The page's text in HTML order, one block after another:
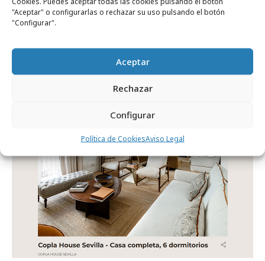
"Aceptar" o configurarlas o rechazar su uso pulsando el botón
"Configurar".
Aceptar
Rechazar
Configurar
Política de CookiesAviso Legal
Lexus hace del mercado de las flores un
laboratorio creativo